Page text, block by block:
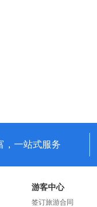
，一站式服务
游客中心
签订旅游合同